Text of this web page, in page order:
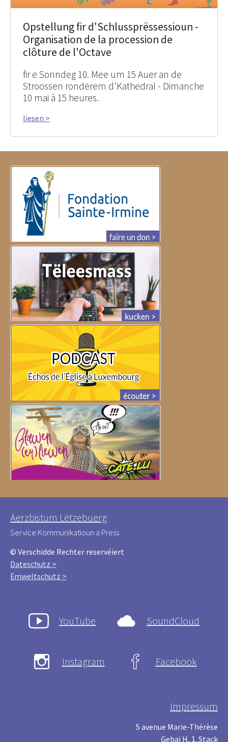
Opstellung fir d'Schlussprëssessioun -
Organisation de la procession de
clôture de l'Octave
fir e Sonndeg 10. Mee um 15 Auer an de
Stroossen rondërem d'Kathedral - Dimanche
10 mai à 15 heures.
liesen >
Äerzbistum Lëtzebuerg
Service Kommunikatioun a Press
© Verschidde Rechter reservéiert
Dateschutz >
Ëmweltschutz >
YouTube SoundCloud
Instagram Facebook
Impressum
5 avenue Marie-Thérèse
Gebai H, 1. Stack